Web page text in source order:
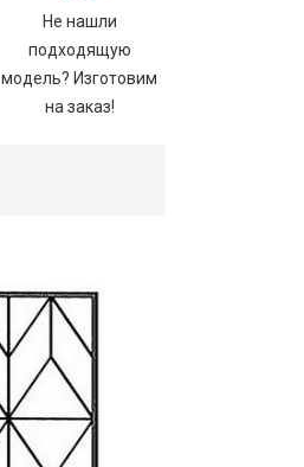
Не нашли
подходящую
модель? Изготовим
на заказ!